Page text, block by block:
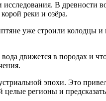
исследования. В древности
реки и озёра.
уже строили колодцы и
движется в породах и
эпохи. Это
целые регионы и